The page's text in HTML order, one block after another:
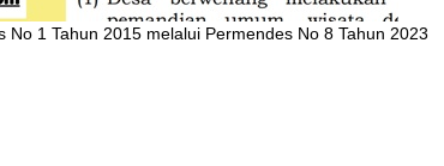
1 Tahun 2015 melalui Permendes No 8 Tahun 2023